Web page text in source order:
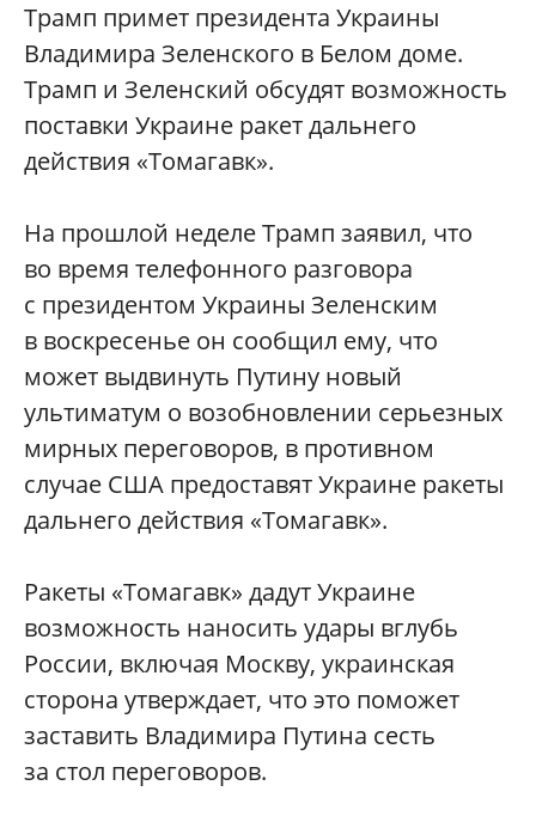
Трамп примет президента Украины
Владимира Зеленского в Белом доме.
Трамп и Зеленский обсудят возможность
поставки Украине ракет дальнего
действия «Томагавк».
На прошлой неделе Трамп заявил, что
во время телефонного разговора
с президентом Украины Зеленским
в воскресенье он сообщил ему, что
может выдвинуть Путину новый
ультиматум о возобновлении серьезных
мирных переговоров, в противном
случае США предоставят Украине ракеты
дальнего действия «Томагавк».
Ракеты «Томагавк» дадут Украине
возможность наносить удары вглубь
России, включая Москву, украинская
сторона утверждает, что это поможет
заставить Владимира Путина сесть
за стол переговоров.